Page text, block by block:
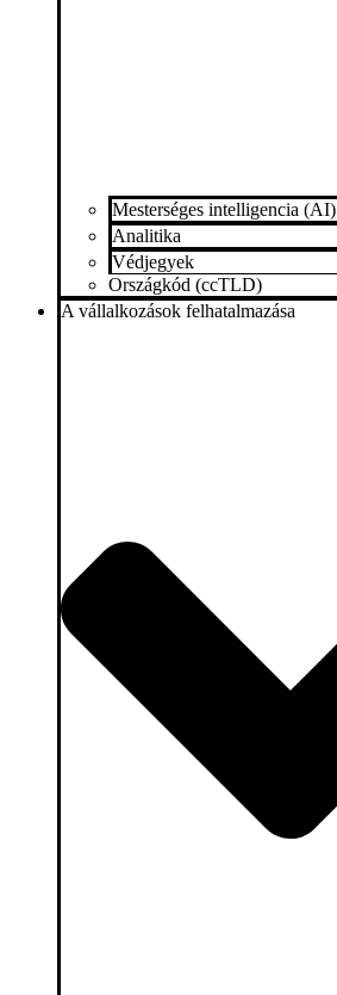
Mesterséges intelligencia (AI)
Analitika
Védjegyek
Országkód (ccTLD)
A vállalkozások felhatalmazása